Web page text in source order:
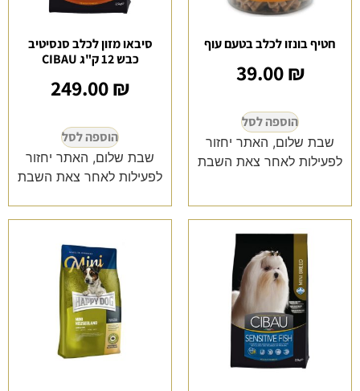
חטיף בונזו לכלב בטעם עוף
39.00₪
הוספה לסל
שבת שלום, האתר יחזור
לפעילות לאחר צאת השבת
סיבאו מזון לכלב סנסיטיב
כבש 12 ק"ג CIBAU
249.00₪
הוספה לסל
שבת שלום, האתר יחזור
לפעילות לאחר צאת השבת